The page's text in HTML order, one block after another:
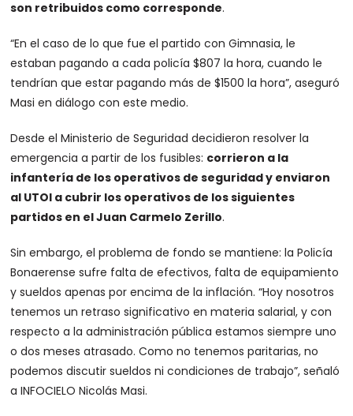
son retribuidos como corresponde.
“En el caso de lo que fue el partido con Gimnasia, le
estaban pagando a cada policía $807 la hora, cuando le
tendrían que estar pagando más de $1500 la hora”, aseguró
Masi en diálogo con este medio.
Desde el Ministerio de Seguridad decidieron resolver la
emergencia a partir de los fusibles: corrieron a la
infantería de los operativos de seguridad y enviaron
al UTOI a cubrir los operativos de los siguientes
partidos en el Juan Carmelo Zerillo.
Sin embargo, el problema de fondo se mantiene:la Policía
Bonaerense sufre falta de efectivos, falta de equipamiento
y sueldos apenas por encima de la inflación. “Hoy nosotros
tenemos un retraso significativo en materia salarial, y con
respecto a la administración pública estamos siempre uno
o dos meses atrasado. Como no tenemos paritarias, no
podemos discutir sueldos ni condiciones de trabajo”, señaló
a INFOCIELO Nicolás Masi.